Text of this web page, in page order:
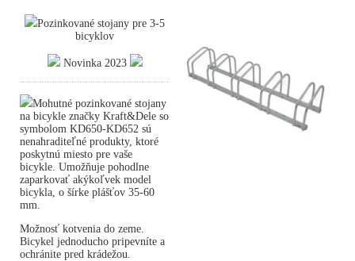
Pozinkované stojany pre 3-5
bicyklov
Novinka 2023
Mohutné pozinkované stojany
na bicykle značky Kraft&Dele so
symbolom KD650-KD652 sú
nenahraditeľné produkty, ktoré
poskytnú miesto pre vaše
bicykle. Umožňuje pohodlne
zaparkovať akýkoľvek model
bicykla, o šírke plášťov 35-60
mm.
Možnosť kotvenia do zeme.
Bicykel jednoducho pripevníte a
ochránite pred krádežou.